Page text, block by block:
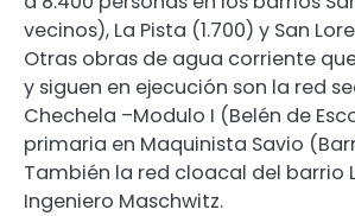
vecinos), La Pista (1.700) y San
Otras obras de agua corriente
y siguen en ejecución son la red
Chechela –Modulo I (Belén de
primaria en Maquinista Savio
También la red cloacal del barrio
Ingeniero Maschwitz.